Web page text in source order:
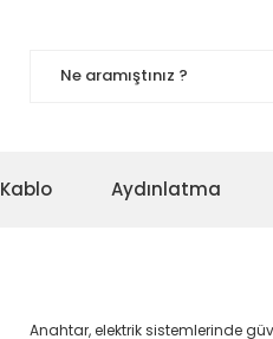
Kablo Aydınlatma
Anahtar, elektrik sistemlerinde